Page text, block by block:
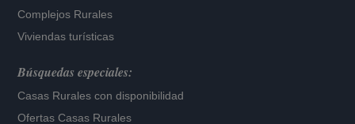
Complejos Rurales
Viviendas turísticas
Búsquedas especiales:
Casas Rurales con disponibilidad
Ofertas Casas Rurales